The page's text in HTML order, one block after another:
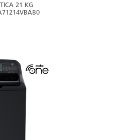
21 KG
MÁS